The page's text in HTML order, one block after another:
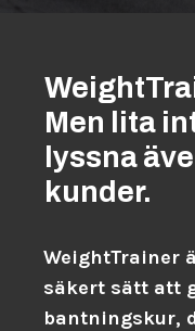
Men lita
lyssna
kunder.
WeightTrainer
säkert sätt att
bantningskur,